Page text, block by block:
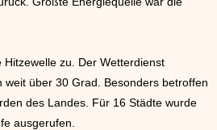
zu. Der Wetterdienst
weit über 30 Grad. Besonders betroffen
des Landes. Für 16 Städte wurde
ausgerufen.